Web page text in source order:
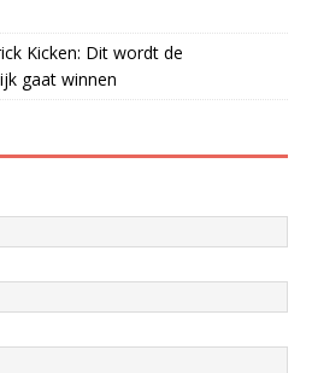
Kicken: Dit wordt de
gaat winnen